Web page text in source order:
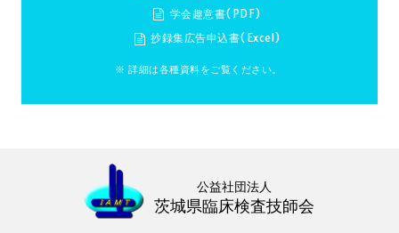
学会趣意書(PDF)
抄録集広告申込書(Excel)
※ 詳細は各種資料をご覧ください。
公益社団法人
茨城県臨床検査技師会